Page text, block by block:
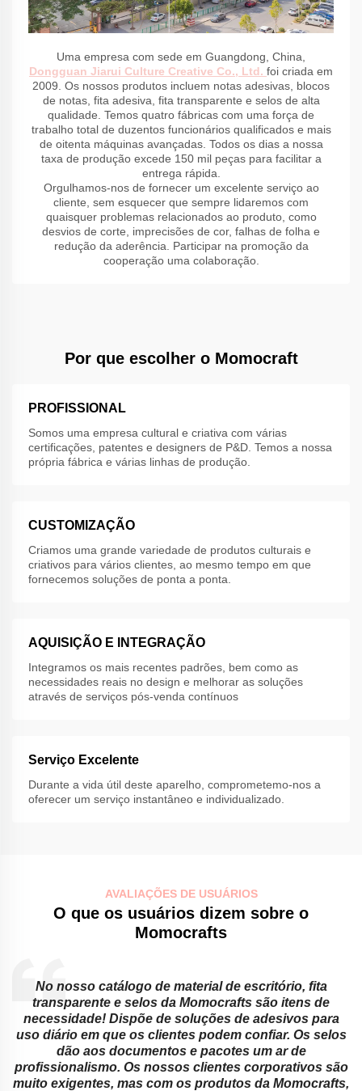
Uma empresa com sede em Guangdong, China,
Dongguan Jiarui Culture Creative Co., Ltd. foi criada em
2009. Os nossos produtos incluem notas adesivas, blocos
de notas, fita adesiva, fita transparente e selos de alta
qualidade. Temos quatro fábricas com uma força de
trabalho total de duzentos funcionários qualificados e mais
de oitenta máquinas avançadas. Todos os dias a nossa
taxa de produção excede 150 mil peças para facilitar a
entrega rápida.
Orgulhamos-nos de fornecer um excelente serviço ao
cliente, sem esquecer que sempre lidaremos com
quaisquer problemas relacionados ao produto, como
desvios de corte, imprecisões de cor, falhas de folha e
redução da aderência. Participar na promoção da
cooperação uma colaboração.
Por que escolher o Momocraft
PROFISSIONAL
Somos uma empresa cultural e criativa com várias
certificações, patentes e designers de P&D. Temos a nossa
própria fábrica e várias linhas de produção.
CUSTOMIZAÇÃO
Criamos uma grande variedade de produtos culturais e
criativos para vários clientes, ao mesmo tempo em que
fornecemos soluções de ponta a ponta.
AQUISIÇÃO E INTEGRAÇÃO
Integramos os mais recentes padrões, bem como as
necessidades reais no design e melhorar as soluções
através de serviços pós-venda contínuos
Serviço Excelente
Durante a vida útil deste aparelho, comprometemo-nos a
oferecer um serviço instantâneo e individualizado.
AVALIAÇÕES DE USUÁRIOS
O que os usuários dizem sobre o
Momocrafts
No nosso catálogo de material de escritório, fita
transparente e selos da Momocrafts são itens de
necessidade! Dispõe de soluções de adesivos para
uso diário em que os clientes podem confiar. Os selos
dão aos documentos e pacotes um ar de
profissionalismo. Os nossos clientes corporativos são
muito exigentes, mas com os produtos da Momocrafts,